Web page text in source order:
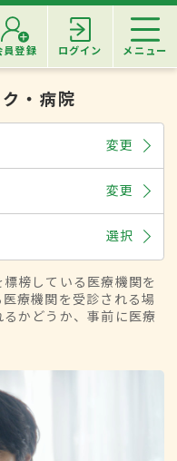
員登録 ログイン メニュー
・病院
変更
変更
選択
榜している医療機関を
療機関を受診される場
かどうか、事前に医療